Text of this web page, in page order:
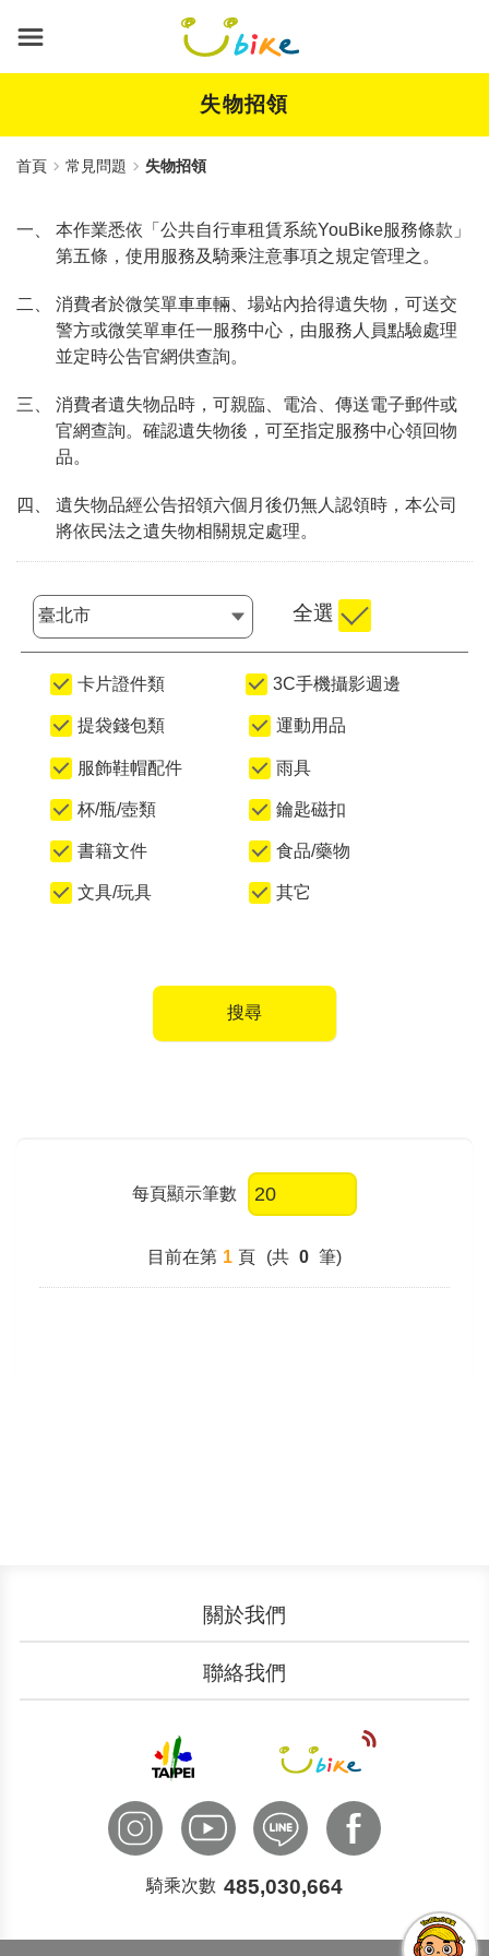
要
失物招領
首頁 常見問題 失物招領
一、 本作業悉依「公共自行車租賃系統YouBike服務條款」
第五條，使用服務及騎乘注意事項之規定管理之。
二、 消費者於微笑單車車輛、場站內拾得遺失物，可送交
警方或微笑單車任一服務中心，由服務人員點驗處理
並定時公告官網供查詢。
三、 消費者遺失物品時，可親臨、電洽、傳送電子郵件或
官網查詢。確認遺失物後，可至指定服務中心領回物
品。
四、 遺失物品經公告招領六個月後仍無人認領時，本公司
將依民法之遺失物相關規定處理。
選擇縣市
全選
卡片證件類 3C手機攝影週邊
提袋錢包類 運動用品
服飾鞋帽配件 雨具
杯/瓶/壺類 鑰匙磁扣
書籍文件 食品/藥物
文具/玩具 其它
搜尋
每頁顯示筆數
目前在第 1 頁 (共 0 筆)
關於我們
加入我們
聯絡我們
申請表單
國際諮詢
騎乘次數 485,030,664